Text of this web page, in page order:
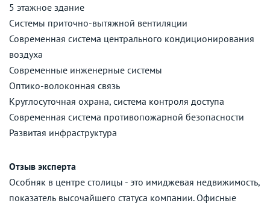
5 этажное здание
Системы приточно-вытяжной вентиляции
Современная система центрального кондиционирования
воздуха
Современные инженерные системы
Оптико-волоконная связь
Круглосуточная охрана, система контроля доступа
Современная система противопожарной безопасности
Развитая инфраструктура
Отзыв эксперта
Особняк в центре столицы - это имиджевая недвижимость,
показатель высочайшего статуса компании. Офисные